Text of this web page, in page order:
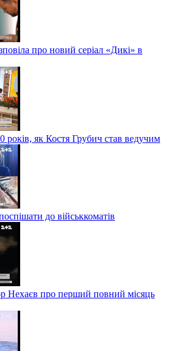
про новий серіал «Дикі» в
років, як Костя Грубич став ведучим
до військкоматів
Нехаєв про перший повний місяць